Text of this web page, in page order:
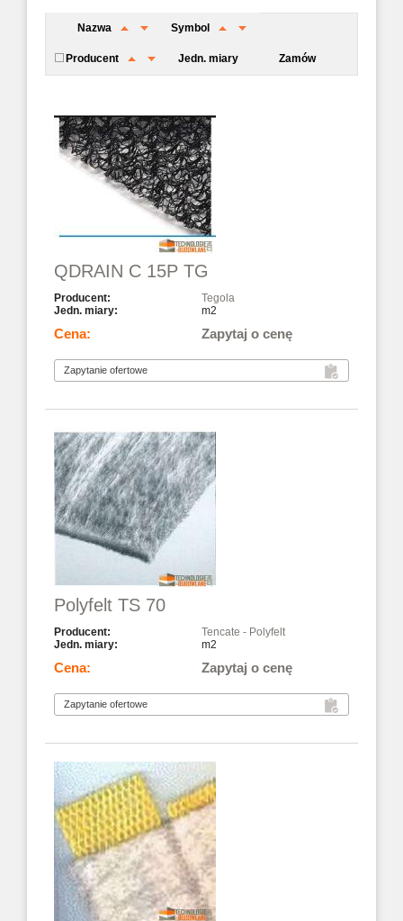
Nazwa Symbol
Producent Jedn. miary Zamów
QDRAIN C 15P TG
Tegola
m2
Zapytaj o cenę
Polyfelt TS 70
Tencate - Polyfelt
m2
Zapytaj o cenę